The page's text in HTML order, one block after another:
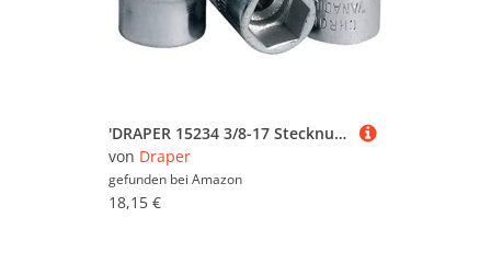
'DRAPER 15234 3/8-17 Stecknuss 6-kant
von Draper
gefunden bei Amazon
18,15 €